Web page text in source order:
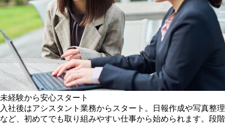
未経験から安心スタート
入社後はアシスタント業務からスタート。日報作成や写真整理
など、初めてでも取り組みやすい仕事から始められます。段階